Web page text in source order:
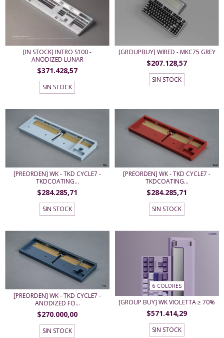
[IN STOCK] INTRO S100 -
ANODIZED LUNAR
$371.428,57
SIN STOCK
[GROUPBUY] WIRED - MKC75 GREY
$207.128,57
SIN STOCK
[PREORDEN] WK - TKD CYCLE7 -
TKDCOATING...
$284.285,71
SIN STOCK
[PREORDEN] WK - TKD CYCLE7 -
TKDCOATING...
$284.285,71
SIN STOCK
[PREORDEN] WK - TKD CYCLE7 -
ANODIZED FO...
$270.000,00
SIN STOCK
6 COLORES
[GROUP BUY] WK VIOLETTA ≥ 70%
$571.414,29
SIN STOCK